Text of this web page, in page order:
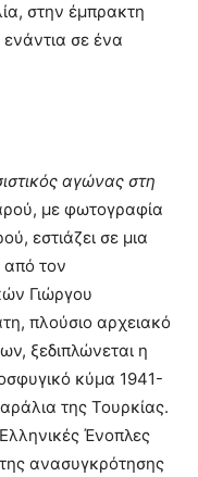
στην έμπρακτη
σε ένα
αγώνας στη
με φωτογραφία
εστιάζει σε μια
από τον
Γιώργου
πλούσιο αρχειακό
ξεδιπλώνεται η
κύμα 1941-
της Τουρκίας.
Ένοπλες
ανασυγκρότησης